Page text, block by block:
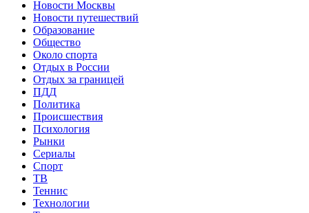
Новости Москвы
Новости путешествий
Образование
Общество
Около спорта
Отдых в России
Отдых за границей
ПДД
Политика
Происшествия
Психология
Рынки
Сериалы
Спорт
ТВ
Теннис
Технологии